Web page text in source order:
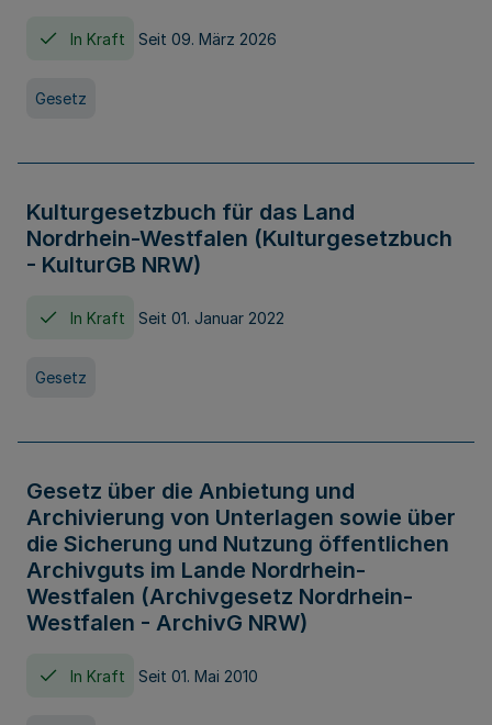
In Kraft Seit 09. März 2026
Gesetz
Kulturgesetzbuch für das Land
Nordrhein-Westfalen (Kulturgesetzbuch
- KulturGB NRW)
In Kraft Seit 01. Januar 2022
Gesetz
Gesetz über die Anbietung und
Archivierung von Unterlagen sowie über
die Sicherung und Nutzung öffentlichen
Archivguts im Lande Nordrhein-
Westfalen (Archivgesetz Nordrhein-
Westfalen - ArchivG NRW)
In Kraft Seit 01. Mai 2010